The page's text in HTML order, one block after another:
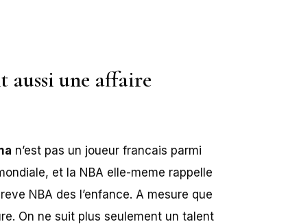
une affaire
n’est pas un joueur francais parmi
et la NBA elle-meme rappelle
NBA des l’enfance. A mesure que
On ne suit plus seulement un talent